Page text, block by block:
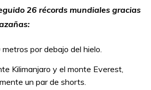
26 récords mundiales gracias
por debajo del hielo.
Kilimanjaro y el monte Everest,
un par de shorts.